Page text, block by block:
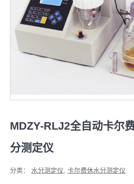
MDZY-RLJ2全自动卡尔
分测定仪
分类： 水分测定仪, 卡尔费休水分测定仪